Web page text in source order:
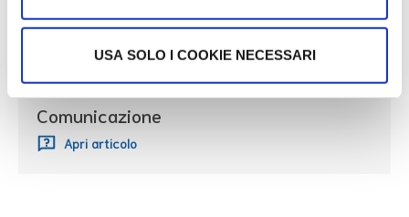
USA SOLO I COOKIE NECESSARI
Comunicazione
Apri articolo